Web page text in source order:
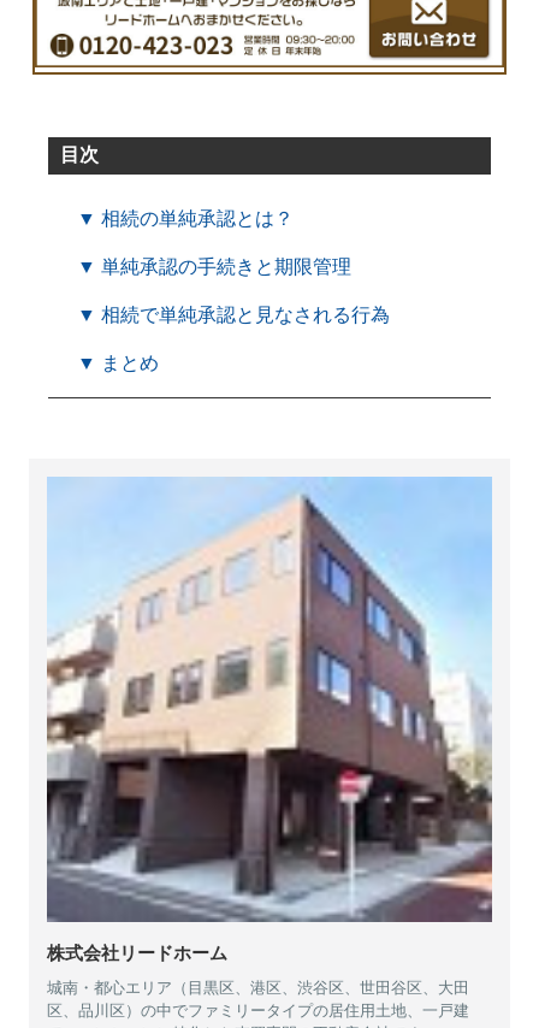
目次
▼ 相続の単純承認とは？
▼ 単純承認の手続きと期限管理
▼ 相続で単純承認と見なされる行為
▼ まとめ
株式会社リードホーム
城南・都心エリア（目黒区、港区、渋谷区、世田谷区、大田
区、品川区）の中でファミリータイプの居住用土地、一戸建